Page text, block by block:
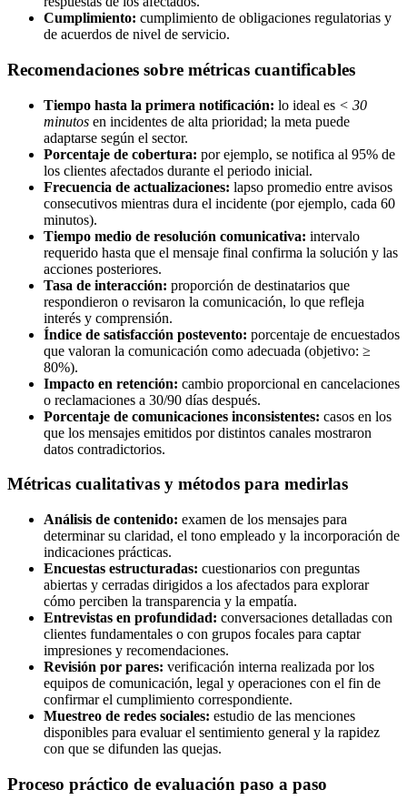
Cumplimiento: cumplimiento de obligaciones regulatorias y
de acuerdos de nivel de servicio.
Recomendaciones sobre métricas cuantificables
Tiempo hasta la primera notificación: lo ideal es < 30
minutos en incidentes de alta prioridad; la meta puede
adaptarse según el sector.
Porcentaje de cobertura: por ejemplo, se notifica al 95% de
los clientes afectados durante el periodo inicial.
Frecuencia de actualizaciones: lapso promedio entre avisos
consecutivos mientras dura el incidente (por ejemplo, cada 60
minutos).
Tiempo medio de resolución comunicativa: intervalo
requerido hasta que el mensaje final confirma la solución y las
acciones posteriores.
Tasa de interacción: proporción de destinatarios que
respondieron o revisaron la comunicación, lo que refleja
interés y comprensión.
Índice de satisfacción postevento: porcentaje de encuestados
que valoran la comunicación como adecuada (objetivo: ≥
80%).
Impacto en retención: cambio proporcional en cancelaciones
o reclamaciones a 30/90 días después.
Porcentaje de comunicaciones inconsistentes: casos en los
que los mensajes emitidos por distintos canales mostraron
datos contradictorios.
Métricas cualitativas y métodos para medirlas
Análisis de contenido: examen de los mensajes para
determinar su claridad, el tono empleado y la incorporación de
indicaciones prácticas.
Encuestas estructuradas: cuestionarios con preguntas
abiertas y cerradas dirigidos a los afectados para explorar
cómo perciben la transparencia y la empatía.
Entrevistas en profundidad: conversaciones detalladas con
clientes fundamentales o con grupos focales para captar
impresiones y recomendaciones.
Revisión por pares: verificación interna realizada por los
equipos de comunicación, legal y operaciones con el fin de
confirmar el cumplimiento correspondiente.
Muestreo de redes sociales: estudio de las menciones
disponibles para evaluar el sentimiento general y la rapidez
con que se difunden las quejas.
Proceso práctico de evaluación paso a paso